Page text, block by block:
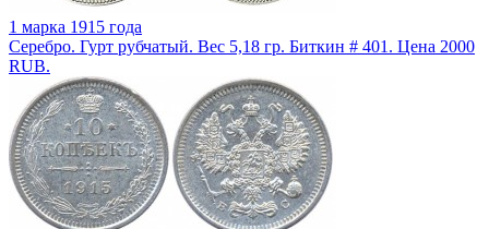
1 марка 1915 года
Серебро. Гурт рубчатый. Вес 5,18 гр. Биткин # 401. Цена 2000
RUB.